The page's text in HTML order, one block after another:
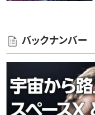
バックナンバー